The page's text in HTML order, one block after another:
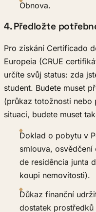
Obnova.
4. Předložte
Pro získání Certificado
Europeia (CRUE
určíte svůj status: zda
student. Budete muset
(průkaz totožnosti nebo
situaci, budete muset
Doklad o pobytu v
smlouva,
de residência junta
koupi nemovitosti).
Důkaz finanční
dostatek prostředků